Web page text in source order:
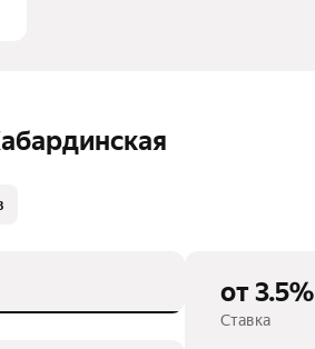
от 3.5%
Ставка